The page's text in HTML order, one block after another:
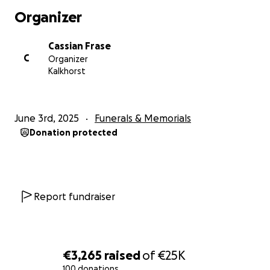
€3,265 raisedof€25K
Organizer
C
Cassian Frase
Organizer
Kalkhorst
June 3rd, 2025 Funerals & Memorials
Donation protected
Report fundraiser